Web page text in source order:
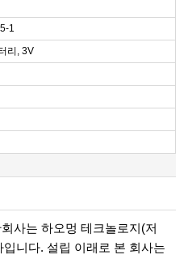
1
리, 3V
사는 하오멍 테크놀로지(저
니다. 설립 이래로 본 회사는